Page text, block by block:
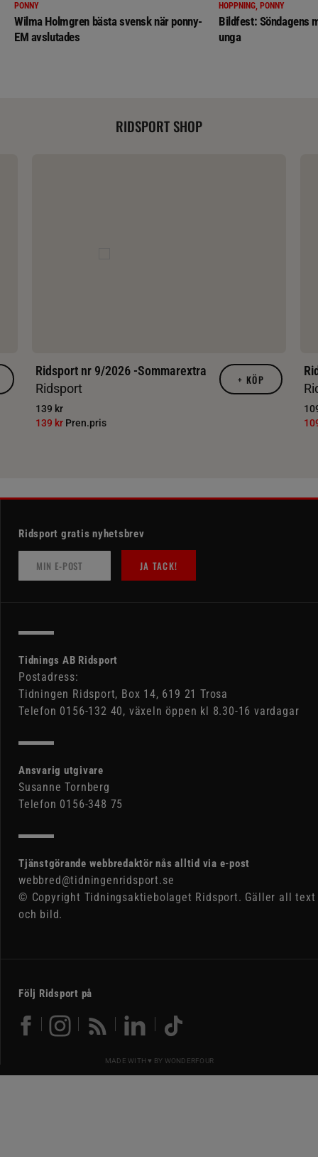
PONNY
Wilma Holmgren bästa svensk när ponny-
EM avslutades
HOPPNING, PONNY
Bildfest: Söndagens
unga
RIDSPORT SHOP
Ridsport nr 9/2026 -Sommarextra
Ridsport
139 kr
139 kr Pren.pris
+ KÖP
Ridsport gratis nyhetsbrev
JA TACK!
Tidnings AB Ridsport
Postadress:
Tidningen Ridsport, Box 14, 619 21 Trosa
Telefon 0156-132 40, växeln öppen kl 8.30-16 vardagar
Ansvarig utgivare
Susanne Tornberg
Telefon 0156-348 75
Tjänstgörande webbredaktör nås alltid via e-post
webbred@tidningenridsport.se
© Copyright Tidningsaktiebolaget Ridsport. Gäller all text
och bild.
Följ Ridsport på
MADE WITH ♥ BY WONDERFOUR